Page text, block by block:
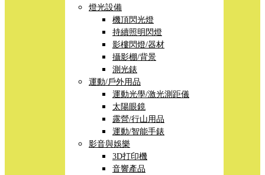
燈光設備
機頂閃光燈
持續照明閃燈
影樓閃燈/器材
攝影棚/背景
測光錶
運動/戶外用品
運動光學/激光測距儀
太陽眼鏡
露營/行山用品
運動/智能手錶
影音與娛樂
3D打印機
音響產品